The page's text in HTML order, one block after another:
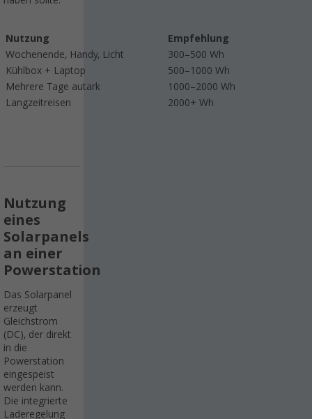
Nutzung
Empfehlung
Wochenende, Handy, Licht
300–500 Wh
Kühlbox + Laptop
500–1000 Wh
Mehrere Tage autark
1000–2000 Wh
Langzeitreisen
2000+ Wh
Nutzung
eines
Solarpanels
an einer
Powerstation
Das Solarpanel
erzeugt
Gleichstrom
(DC), der direkt
in die
Powerstation
eingespeist
werden kann.
Die integrierte
Laderegelung